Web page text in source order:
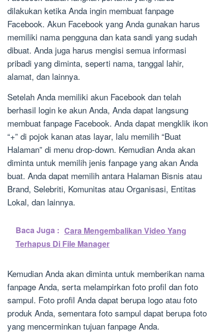
dilakukan ketika Anda ingin membuat fanpage
Facebook. Akun Facebook yang Anda gunakan harus
memiliki nama pengguna dan kata sandi yang sudah
dibuat. Anda juga harus mengisi semua informasi
pribadi yang diminta, seperti nama, tanggal lahir,
alamat, dan lainnya.
Setelah Anda memiliki akun Facebook dan telah
berhasil login ke akun Anda, Anda dapat langsung
membuat fanpage Facebook. Anda dapat mengklik ikon
“+” di pojok kanan atas layar, lalu memilih “Buat
Halaman” di menu drop-down. Kemudian Anda akan
diminta untuk memilih jenis fanpage yang akan Anda
buat. Anda dapat memilih antara Halaman Bisnis atau
Brand, Selebriti, Komunitas atau Organisasi, Entitas
Lokal, dan lainnya.
Baca Juga : Cara Mengembalikan Video Yang
Terhapus Di File Manager
Kemudian Anda akan diminta untuk memberikan nama
fanpage Anda, serta melampirkan foto profil dan foto
sampul. Foto profil Anda dapat berupa logo atau foto
produk Anda, sementara foto sampul dapat berupa foto
yang mencerminkan tujuan fanpage Anda.